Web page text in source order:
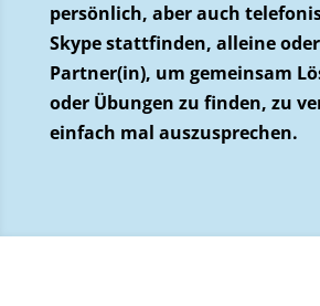
persönlich, aber auch
Skype stattfinden, alleine
Partner(in), um gemeinsam
oder Übungen zu finden, zu
einfach mal auszusprechen.